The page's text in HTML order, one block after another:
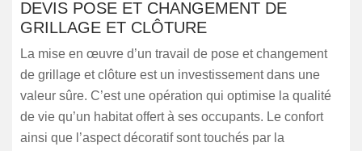
DEVIS POSE ET CHANGEMENT DE
GRILLAGE ET CLÔTURE
La mise en œuvre d’un travail de pose et changement
de grillage et clôture est un investissement dans une
valeur sûre. C’est une opération qui optimise la qualité
de vie qu’un habitat offert à ses occupants. Le confort
ainsi que l’aspect décoratif sont touchés par la